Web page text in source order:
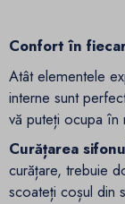
Confort în
Atât elementele
interne sunt
vă puteți ocupa în
Curățarea
curățare, trebuie
scoateți coșul din